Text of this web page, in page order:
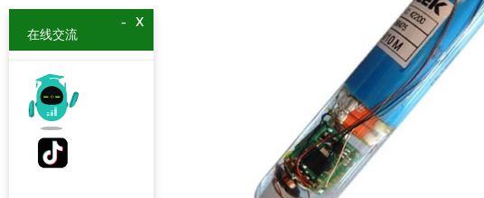
x
-
在线交流